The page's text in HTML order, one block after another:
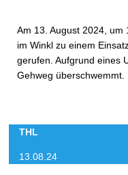
Am 13. August 2024,
im Winkl zu einem
gerufen. Aufgrund eines
Gehweg überschwemmt.
THL
13.08.24